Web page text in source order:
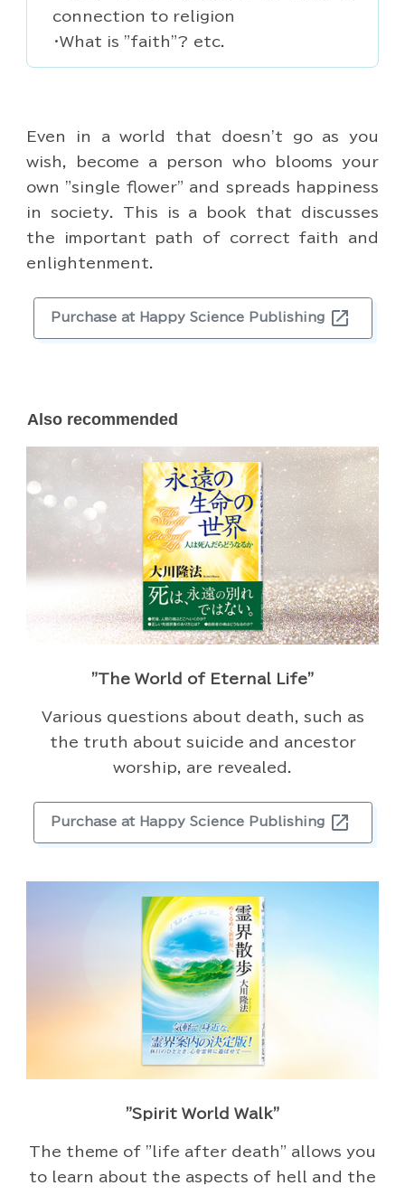
connection to religion
・What is "faith"? etc.
Even in a world that doesn't go as you
wish, become a person who blooms your
own "single flower" and spreads happiness
in society. This is a book that discusses
the important path of correct faith and
enlightenment.
Purchase at Happy Science Publishing open_in_new
Also recommended
"The World of Eternal Life"
Various questions about death, such as
the truth about suicide and ancestor
worship, are revealed.
Purchase at Happy Science Publishing open_in_new
"Spirit World Walk"
The theme of "life after death" allows you
to learn about the aspects of hell and the